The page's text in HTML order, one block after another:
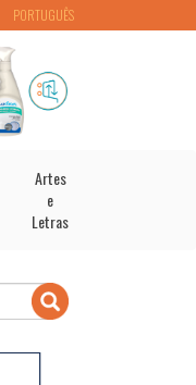
PORTUGUÊS
Artes
e
Letras